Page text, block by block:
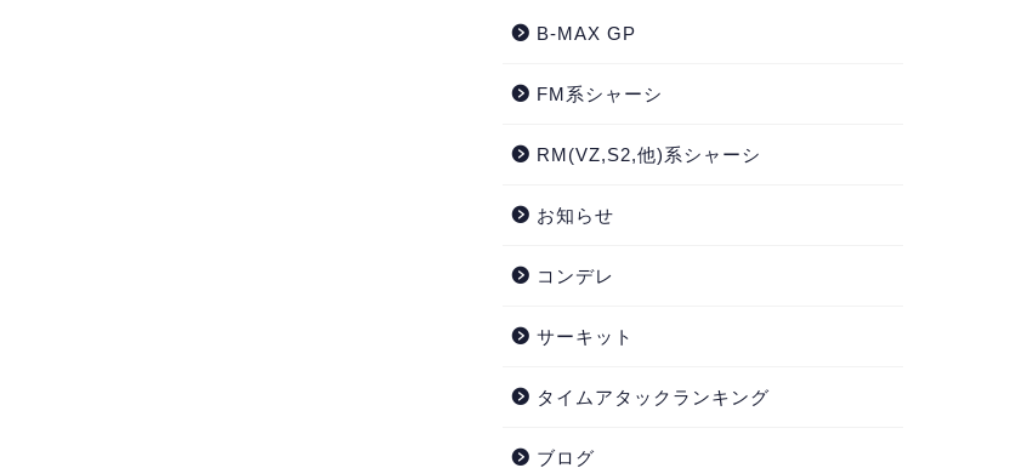
B-MAX GP
FM系シャーシ
RM(VZ,S2,他)系シャーシ
お知らせ
コンデレ
サーキット
タイムアタックランキング
ブログ